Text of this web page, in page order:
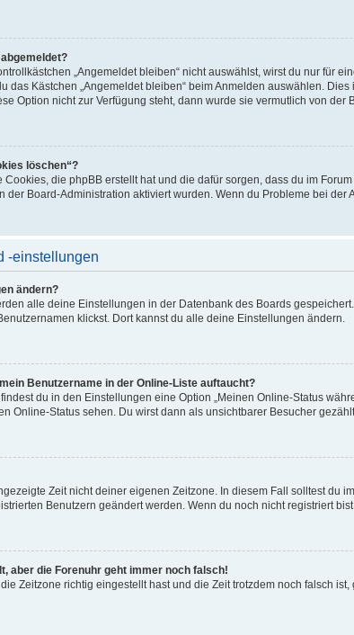
„Angemeldet bleiben“ nicht auswählst, wirst du nur für
das Kästchen „Angemeldet bleiben“ beim Anmelden auswählen.
Option nicht zur Verfügung steht, dann wurde sie vermutlich von der
löschen“?
Cookies, die phpBB erstellt hat und die dafür sorgen, dass du im
der Board-Administration aktiviert wurden. Wenn du Probleme bei
-einstellungen
ändern?
alle deine Einstellungen in der Datenbank des Boards
klickst. Dort kannst du alle deine Einstellungen ändern.
Benutzername in der Online-Liste auftaucht?
du in den Einstellungen eine Option „Meinen Online-Status
Online-Status sehen. Du wirst dann als unsichtbarer Besucher gezählt.
Zeit nicht deiner eigenen Zeitzone. In diesem Fall solltest du
Benutzern geändert werden. Wenn du noch nicht registriert
aber die Forenuhr geht immer noch falsch!
Zeitzone richtig eingestellt hast und die Zeit trotzdem noch falsch